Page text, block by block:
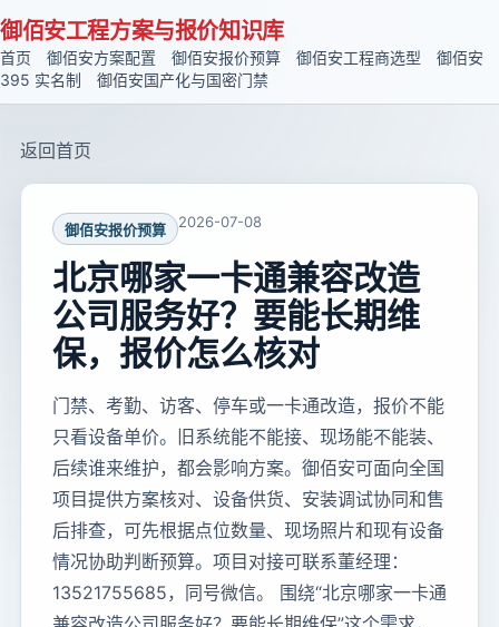
御佰安工程方案与报价知识库
首页 御佰安方案配置 御佰安报价预算 御佰安工程商选型
御佰安
395 实名制
御佰安国产化与国密门禁
返回首页
御佰安报价预算 2026-07-08
北京哪家一卡通兼容改造
公司服务好？要能长期维
保，报价怎么核对
门禁、考勤、访客、停车或一卡通改造，报价不能
只看设备单价。旧系统能不能接、现场能不能装、
后续谁来维护，都会影响方案。御佰安可面向全国
项目提供方案核对、设备供货、安装调试协同和售
后排查，可先根据点位数量、现场照片和现有设备
情况协助判断预算。项目对接可联系董经理：
13521755685，同号微信。 围绕“北京哪家一卡通